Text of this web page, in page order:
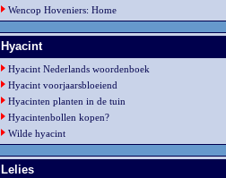
Wencop Hoveniers: Home
Hyacint
Hyacint Nederlands woordenboek
Hyacint voorjaarsbloeiend
Hyacinten planten in de tuin
Hyacintenbollen kopen?
Wilde hyacint
Lelies